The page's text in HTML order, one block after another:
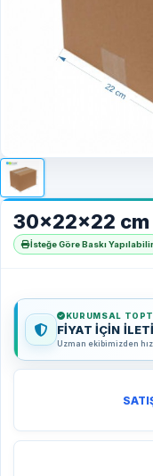
30x22x22 cm
İsteğe Göre Baskı Yapılabilir
KURUMSAL
FİYAT İÇİN
Uzman ekibimizden